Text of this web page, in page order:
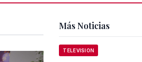
Más Noticias
TELEVISION